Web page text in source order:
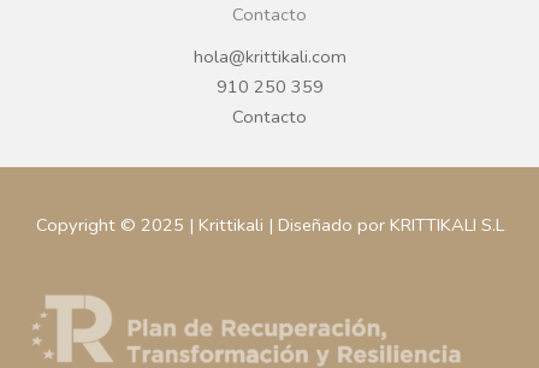
Contacto
hola@krittikali.com
910 250 359
Contacto
Copyright © 2025 | Krittikali | Diseñado por KRITTIKALI S.L